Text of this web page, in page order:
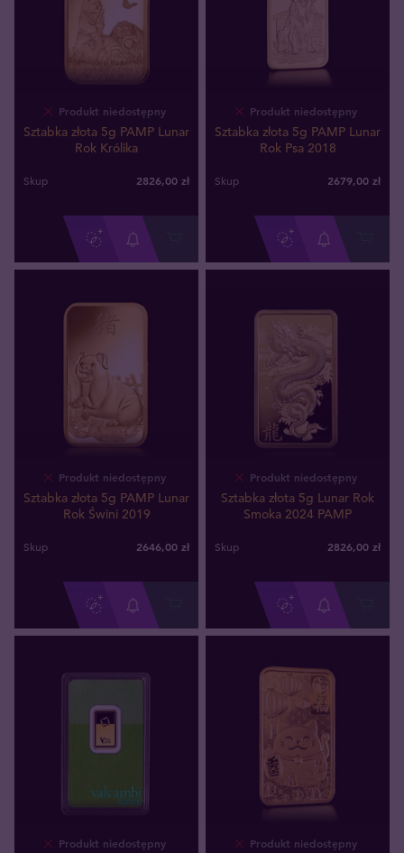
Produkt niedostępny
Sztabka złota 5g PAMP Lunar
Rok Królika
Skup 2826,00 zł
Produkt niedostępny
Sztabka złota 5g PAMP Lunar
Rok Psa 2018
Skup 2679,00 zł
Produkt niedostępny
Sztabka złota 5g PAMP Lunar
Rok Świni 2019
Skup 2646,00 zł
Produkt niedostępny
Sztabka złota 5g Lunar Rok
Smoka 2024 PAMP
Skup 2826,00 zł
Produkt niedostępny Produkt niedostępny